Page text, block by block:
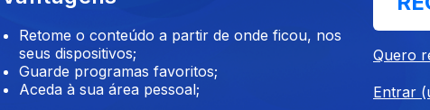
Retome o conteúdo a partir de onde ficou, nos
seus dispositivos;
Guarde programas favoritos;
Aceda à sua área pessoal;
Quero
Entrar